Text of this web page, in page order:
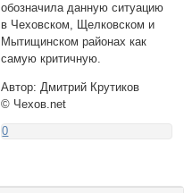
обозначила данную ситуацию
в Чеховском, Щелковском и
Мытищинском районах как
самую критичную.
Автор: Дмитрий Крутиков
© Чехов.net
0